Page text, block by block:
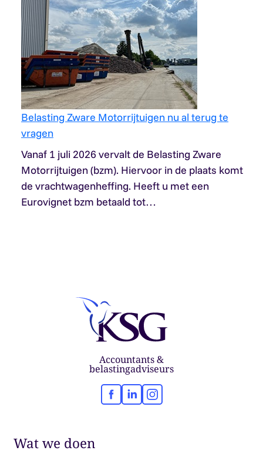
Belasting Zware Motorrijtuigen nu al terug te
vragen
Vanaf 1 juli 2026 vervalt de Belasting Zware
Motorrijtuigen (bzm). Hiervoor in de plaats komt
de vrachtwagenheffing. Heeft u met een
Eurovignet bzm betaald tot…
Accountants &
belastingadviseurs
Facebook
LinkedInInstagram
Wat we doen